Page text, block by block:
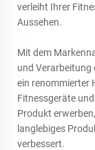
verleiht Ihrer
Aussehen.
Mit dem
und Verarbeitung
ein renommierter
Fitnessgeräte
Produkt
langlebiges
verbessert.